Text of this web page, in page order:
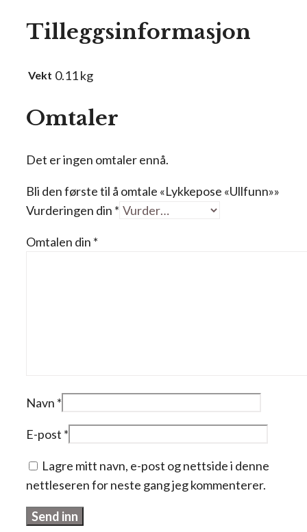
Tilleggsinformasjon
Vekt 0.11 kg
Omtaler
Det er ingen omtaler ennå.
Bli den første til å omtale «Lykkepose «Ullfunn»»
Vurderingen din *
Omtalen din *
Navn *
E-post *
Lagre mitt navn, e-post og nettside i denne
nettleseren for neste gang jeg kommenterer.